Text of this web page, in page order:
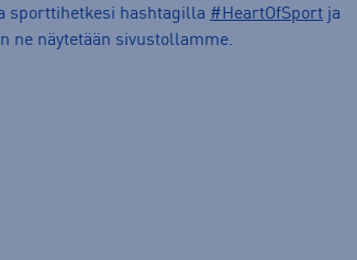
sporttihetkesi hashtagilla #HeartOfSport ja
ne näytetään sivustollamme.